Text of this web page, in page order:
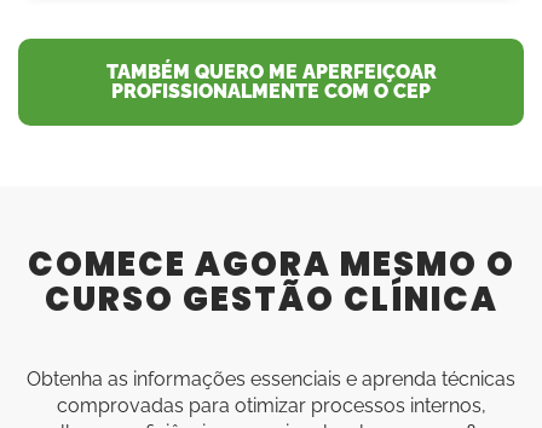
TAMBÉM QUERO ME APERFEIÇOAR
PROFISSIONALMENTE COM O CEP
COMECE AGORA MESMO O
CURSO GESTÃO CLÍNICA
Obtenha as informações essenciais e aprenda técnicas
comprovadas para otimizar processos internos,